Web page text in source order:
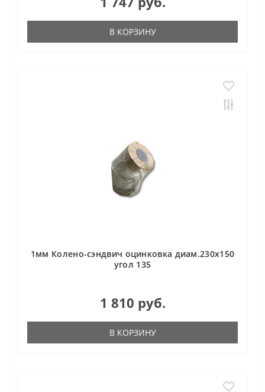
В КОРЗИНУ
1мм Колено-сэндвич оцинковка диам.230х150
угол 135
1 810 руб.
В КОРЗИНУ